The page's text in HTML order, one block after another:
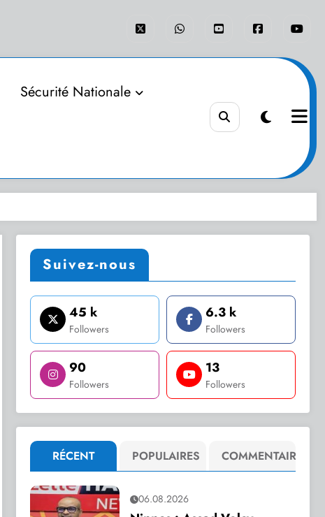
Sécurité Nationale
Suivez-nous
45 k
Followers
6.3 k
Followers
90
Followers
13
Followers
RÉCENT POPULAIRES COMMENTAIRE
06.08.2026